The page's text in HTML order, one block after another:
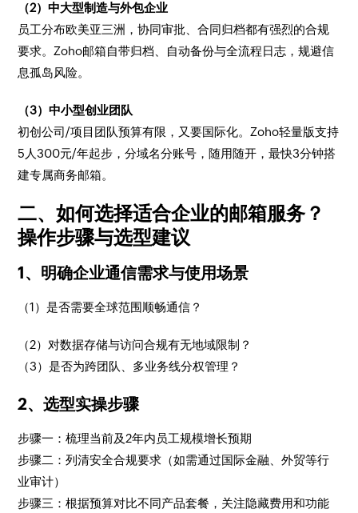
（2）中大型制造与外包企业
员工分布欧美亚三洲，协同审批、合同归档都有强烈的合规
要求。Zoho邮箱自带归档、自动备份与全流程日志，规避信
息孤岛风险。
（3）中小型创业团队
初创公司/项目团队预算有限，又要国际化。Zoho轻量版支持
5人300元/年起步，分域名分账号，随用随开，最快3分钟搭
建专属商务邮箱。
二、如何选择适合企业的邮箱服务？
操作步骤与选型建议
1、明确企业通信需求与使用场景
（1）是否需要全球范围顺畅通信？
（2）对数据存储与访问合规有无地域限制？
（3）是否为跨团队、多业务线分权管理？
2、选型实操步骤
步骤一：梳理当前及2年内员工规模增长预期
步骤二：列清安全合规要求（如需通过国际金融、外贸等行
业审计）
步骤三：根据预算对比不同产品套餐，关注隐藏费用和功能